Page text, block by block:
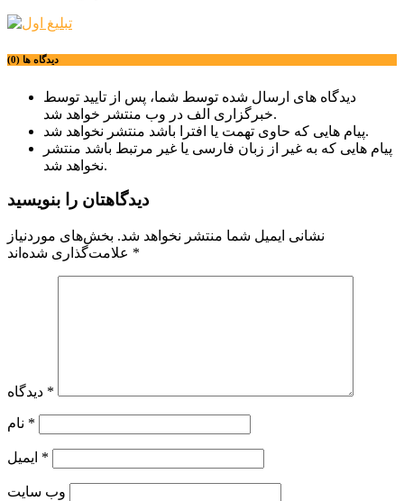
دیدگاه ها (0)
دیدگاه های ارسال شده توسط شما، پس از تایید توسط
خبرگزاری الف در وب منتشر خواهد شد.
پیام هایی که حاوی تهمت یا افترا باشد منتشر نخواهد شد.
پیام هایی که به غیر از زبان فارسی یا غیر مرتبط باشد منتشر
نخواهد شد.
دیدگاهتان را بنویسید
نشانی ایمیل شما منتشر نخواهد شد. بخش‌های موردنیاز
*
*
*
*
وب‌ سایت